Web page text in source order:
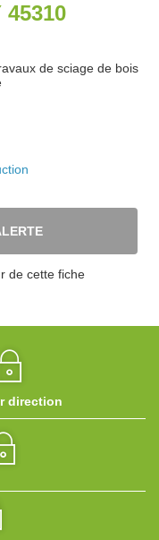
45310
de sciage de bois
de cette fiche
direction